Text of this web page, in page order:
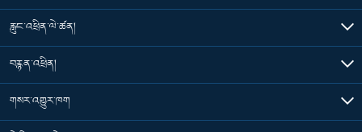
རླུང་འཕྲིན་ལེ་ཚན།
བརྙན་འཕྲིན།
གསར་འགྱུར་ཁག